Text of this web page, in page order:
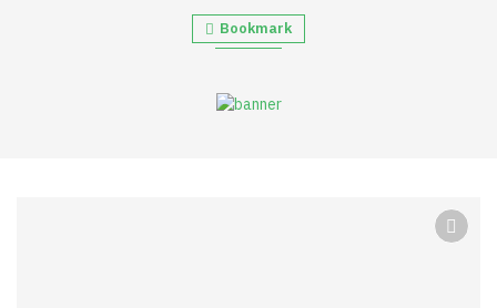
Bookmark